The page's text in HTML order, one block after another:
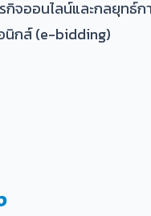
กิจออนไลน์และกลยุทธ์
นิกส์ (e-bidding)